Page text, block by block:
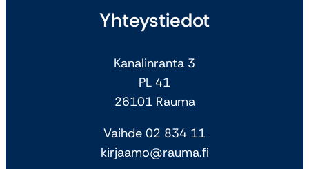
Yhteystiedot
Kanalinranta 3
PL 41
26101 Rauma
Vaihde 02 834 11
kirjaamo@rauma.fi